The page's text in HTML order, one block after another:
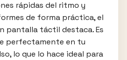
rápidas del ritmo y
de forma práctica, el
pantalla táctil destaca. Es
perfectamente en tu
lo que lo hace ideal para